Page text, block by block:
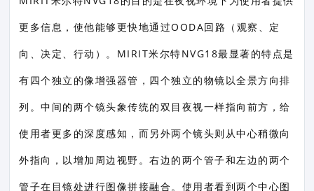
更多信息，使他能够更快地通过OODA回路（观察、定
向、决定、行动）。MIRIT米尔特NVG18最显著的特点是
有四个独立的像增强器管，四个独立的物镜以全景方向排
列。中间的两个镜头象传统的双目夜视一样指向前方，给
使用者更多的深度感知，而另外两个镜头则从中心稍微向
外指向，以增加周边视野。右边的两个管子和左边的两个
管子在目镜处进行图像拼接融合。使用者看到两个中心图